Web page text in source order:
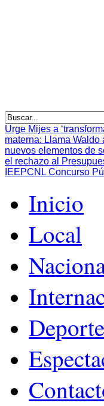
Urge Mijes a
materna: Llama Waldo
nuevos elementos de
el rechazo al
IEEPCNL Concurso
Inicio
Local